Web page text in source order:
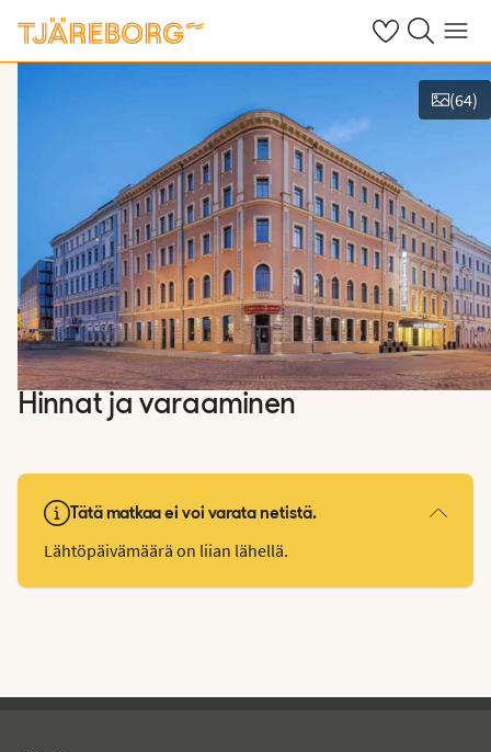
OmatHaku Valikko
Näytä kuvia
(64)
Hinnat ja varaaminen
Tätä matkaa ei voi varata netistä.
Lähtöpäivämäärä on liian lähellä.